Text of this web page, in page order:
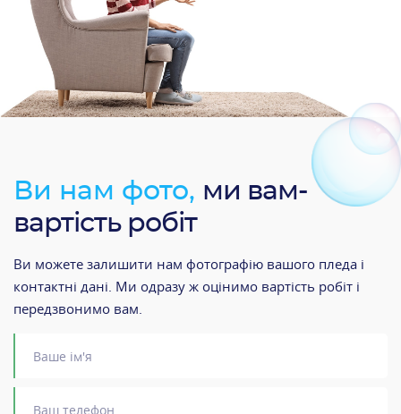
Ви нам фото, ми вам-
вартість робіт
Ви можете залишити нам фотографію вашого пледа і
контактні дані. Ми одразу ж оцінимо вартість робіт і
передзвонимо вам.